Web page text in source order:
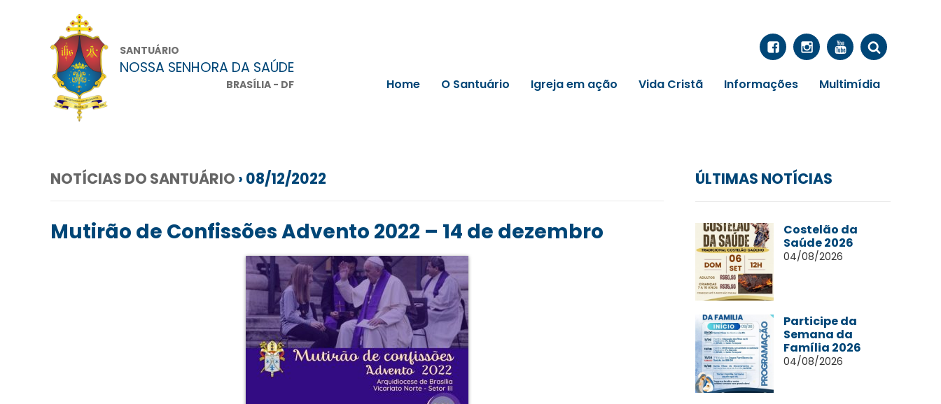
SANTUÁRIO
NOSSA SENHORA DA SAÚDE
BRASÍLIA - DF Home O Santuário Igreja em ação Vida Cristã Informações Multimídia
NOTÍCIAS DO SANTUÁRIO › 08/12/2022
Mutirão de Confissões Advento 2022 – 14 de dezembro
ÚLTIMAS NOTÍCIAS
Costelão da
Saúde 2026
04/08/2026
Participe da
Semana da
Família 2026
04/08/2026